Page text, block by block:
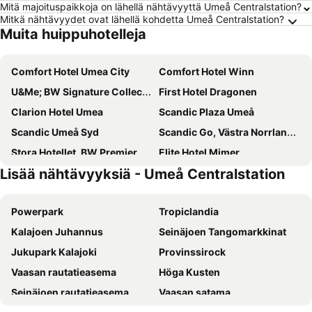
Mitä majoituspaikkoja on lähellä nähtävyyttä Umeå Centralstation?
Mitkä nähtävyydet ovat lähellä kohdetta Umeå Centralstation?
Muita huippuhotelleja
Comfort Hotel Umea City
Comfort Hotel Winn
U&Me; BW Signature Collection
First Hotel Dragonen
Clarion Hotel Umea
Scandic Plaza Umeå
Scandic Umeå Syd
Scandic Go, Västra Norrlandsgatan 13
Stora Hotellet, BW Premier Collection
Elite Hotel Mimer
Hotell Björken
Hotell Vilja
Best Western Hotel Botnia
Hotel 1861
Hotell Entré Norr
Home Hotel Uman
Lisää nähtävyyksiä - Umeå Centralstation
Powerpark
Tropiclandia
Kalajoen Juhannus
Seinäjoen Tangomarkkinat
Jukupark Kalajoki
Provinssirock
Vaasan rautatieasema
Höga Kusten
Seinäjoen rautatieasema
Vaasan satama